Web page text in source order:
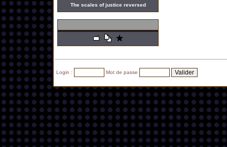
The scales of justice reversed
Login : Mot de passe